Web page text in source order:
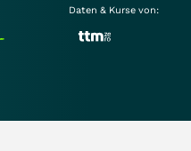
Daten & Kurse von: